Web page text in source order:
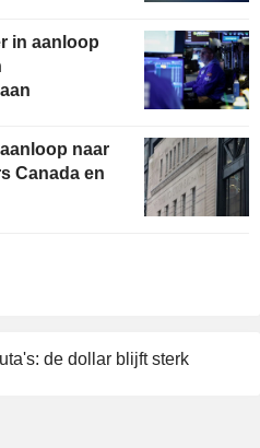
in aanloop
naar
Canada en
de dollar blijft sterk